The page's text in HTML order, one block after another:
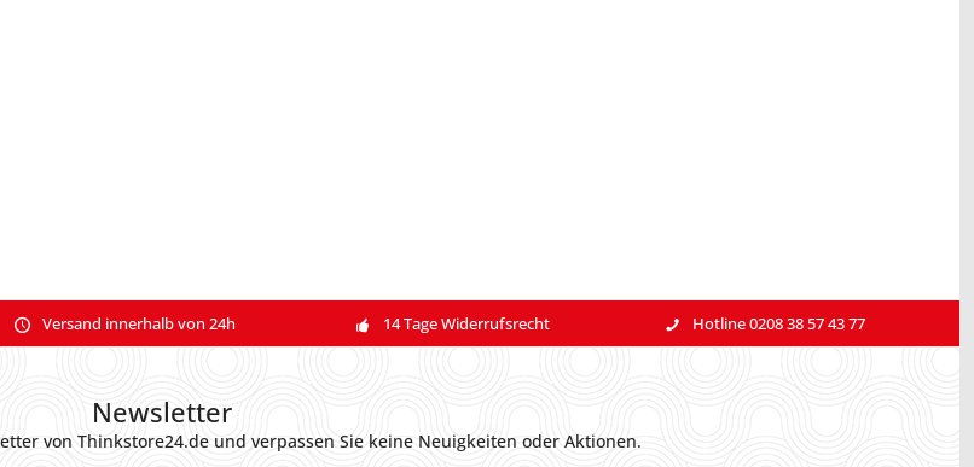
Versand innerhalb von 24h 14 Tage Widerrufsrecht Hotline 0208 38 57 43 77
Newsletter
von Thinkstore24.de und verpassen Sie keine Neuigkeiten oder Aktionen.